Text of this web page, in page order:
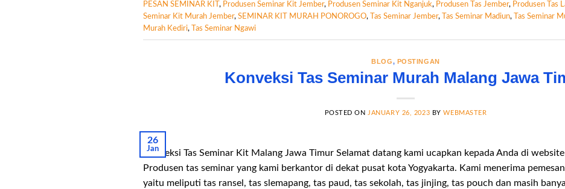
PESAN SEMINAR KIT , Produsen Seminar Kit Jember, Produsen Seminar Kit Nganjuk, Produsen Tas Jember, Produsen Tas
Seminar Kit Murah Jember, SEMINAR KIT MURAH PONOROGO, Tas Seminar Jember, Tas Seminar Madiun, Tas Seminar
Murah Kediri, Tas Seminar Ngawi
BLOG, POSTINGAN
Konveksi Tas Seminar Murah Malang Jawa
POSTED ONJANUARY 26, 2023 BYWEBMASTER
26
Jan
Konveksi Tas Seminar Kit Malang Jawa Timur Selamat datang kami ucapkan kepada Anda di
Produsen tas seminar yang kami berkantor di dekat pusat kota Yogyakarta. Kami menerima
yaitu meliputi tas ransel, tas slemapang, tas paud, tas sekolah, tas jinjing, tas pouch dan masih